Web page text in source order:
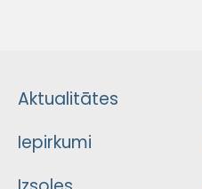
Aktualitātes
Iepirkumi